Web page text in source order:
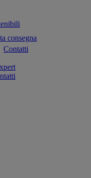
consegna
Contatti